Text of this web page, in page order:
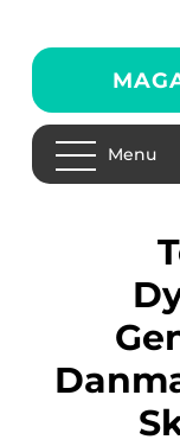
Menu
Topskat: En